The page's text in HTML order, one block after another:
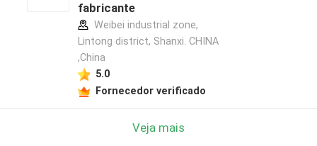
fabricante
Weibei industrial zone,
Lintong district, Shanxi. CHINA
,China
5.0
Fornecedor verificado
Veja mais